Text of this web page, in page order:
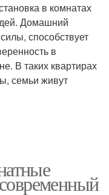
в комнатах
Домашний
способствует
в
В таких квартирах
семьи живут